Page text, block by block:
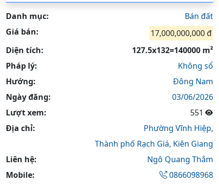
Danh mục:
Bán đất
Giá bán:
17,000,000,000 đ
Diện tích:
127.5x132=140000 m²
Pháp lý:
Không sổ
Hướng:
Đông Nam
Ngày đăng:
03/06/2026
Lượt xem:
551
Địa chỉ:
Phường Vĩnh Hiệp,
Thành phố Rạch Giá, Kiên Giang
Liên hệ:
Ngô Quang Thắm
Mobile:
0866098968